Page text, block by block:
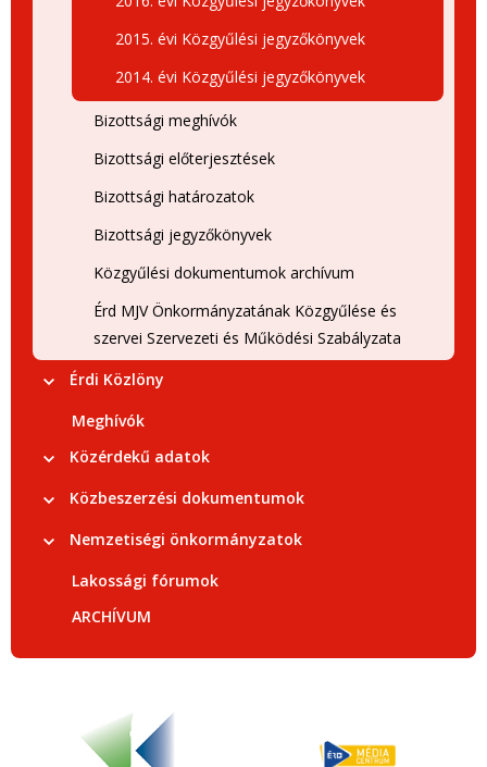
2015. évi Közgyűlési jegyzőkönyvek
2014. évi Közgyűlési jegyzőkönyvek
Bizottsági meghívók
Bizottsági előterjesztések
Bizottsági határozatok
Bizottsági jegyzőkönyvek
Közgyűlési dokumentumok archívum
Érd MJV Önkormányzatának Közgyűlése és
szervei Szervezeti és Működési Szabályzata
Érdi Közlöny
Meghívók
Közérdekű adatok
Közbeszerzési dokumentumok
Nemzetiségi önkormányzatok
Lakossági fórumok
ARCHÍVUM